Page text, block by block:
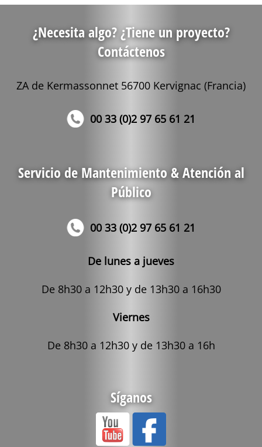
¿Necesita algo? ¿Tiene un proyecto?
Contáctenos
ZA de Kermassonnet 56700 Kervignac (Francia)
00 33 (0)2 97 65 61 21
Servicio de Mantenimiento & Atención al
Público
00 33 (0)2 97 65 61 21
De lunes a jueves
De 8h30 a 12h30 y de 13h30 a 16h30
Viernes
De 8h30 a 12h30 y de 13h30 a 16h
Síganos